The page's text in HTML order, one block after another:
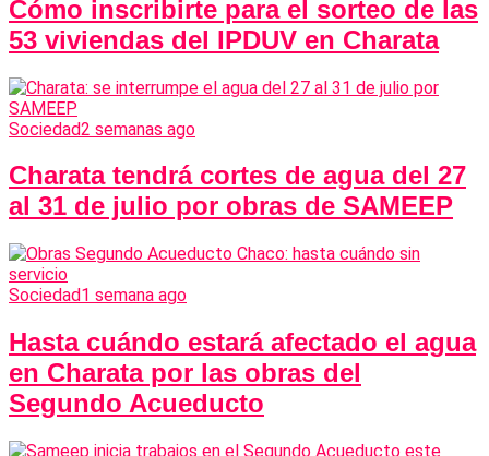
Cómo inscribirte para el sorteo de las
53 viviendas del IPDUV en Charata
Sociedad2 semanas ago
Charata tendrá cortes de agua del 27
al 31 de julio por obras de SAMEEP
Sociedad1 semana ago
Hasta cuándo estará afectado el agua
en Charata por las obras del
Segundo Acueducto